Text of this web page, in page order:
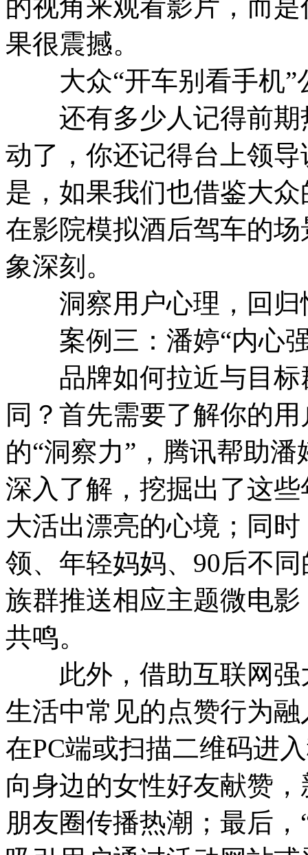
的视角来观看影片，而
果很震撼。
大众“开车别看手机”
还有多少人记得前期
动了，你还记得台上领
是，如果我们也借鉴大
在影院模拟酒后驾车的
象深刻。
洞察用户心理，回归
案例三：潘婷“内心强
品牌如何拉近与目标
同？首先需要了解你的
的“洞察力”，腾讯帮助
深入了解，挖掘出了这
大活出漂亮的心境；同
领、年轻妈妈、90后不
族群推送相应主题微电
共鸣。
此外，借助互联网强
生活中常见的点赞行为
在PC端或扫描二维码进
向身边的女性好友献赞
朋友圈传播热潮；最后